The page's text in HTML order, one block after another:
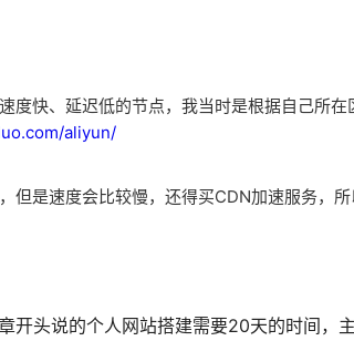
度快、延迟低的节点，我当时是根据自己所
aliyun/
是速度会比较慢，还得买CDN加速服务，所
开头说的个人网站搭建需要20天的时间，